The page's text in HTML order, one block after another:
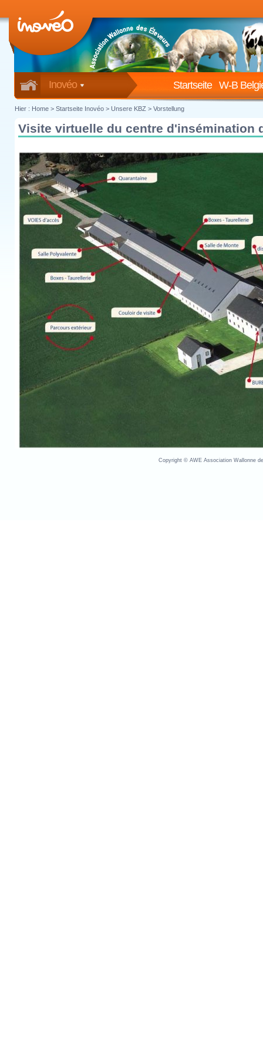
Inovéo W-B
Startseite
Hier : Home > Startseite Inovéo > Unsere KBZ > Vorstellung
Visite virtuelle du centre d'insémination
Copyright © AWE Association Wallonne